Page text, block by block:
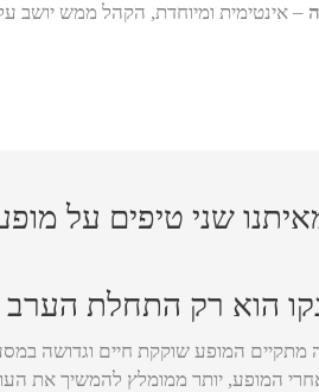
– אינטימית ומיוחדת, הקהל ממש יושב
שני טיפים על
הוא רק התחלת הערב
מתקיים המופע שוקקת חיים וגדושה
המופע, יותר ממומלץ להמשיך את